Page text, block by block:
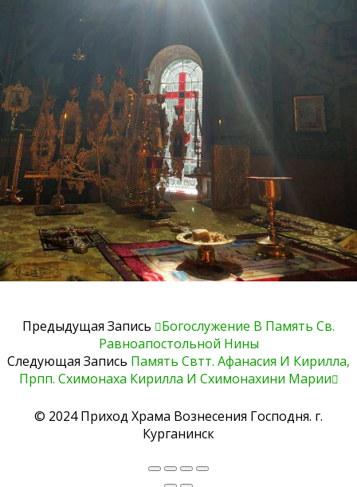
Предыдущая Запись
Богослужение В Память Св.
Равноапостольной Нины
Следующая Запись Память Свтт. Афанасия И Кирилла,
Прпп. Схимонаха Кирилла И Схимонахини Марии
© 2024 Приход Храма Вознесения Господня. г.
Курганинск